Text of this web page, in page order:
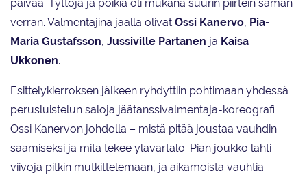
päivää. Tyttöjä ja poikia oli mukana suurin piirtein saman
verran. Valmentajina jäällä olivat Ossi Kanervo, Pia-
Maria Gustafsson, Jussiville Partanen ja Kaisa
Ukkonen.
Esittelykierroksen jälkeen ryhdyttiin pohtimaan yhdessä
perusluistelun saloja jäätanssivalmentaja-koreografi
Ossi Kanervon johdolla – mistä pitää joustaa vauhdin
saamiseksi ja mitä tekee ylävartalo. Pian joukko lähti
viivoja pitkin mutkittelemaan, ja aikamoista vauhtia